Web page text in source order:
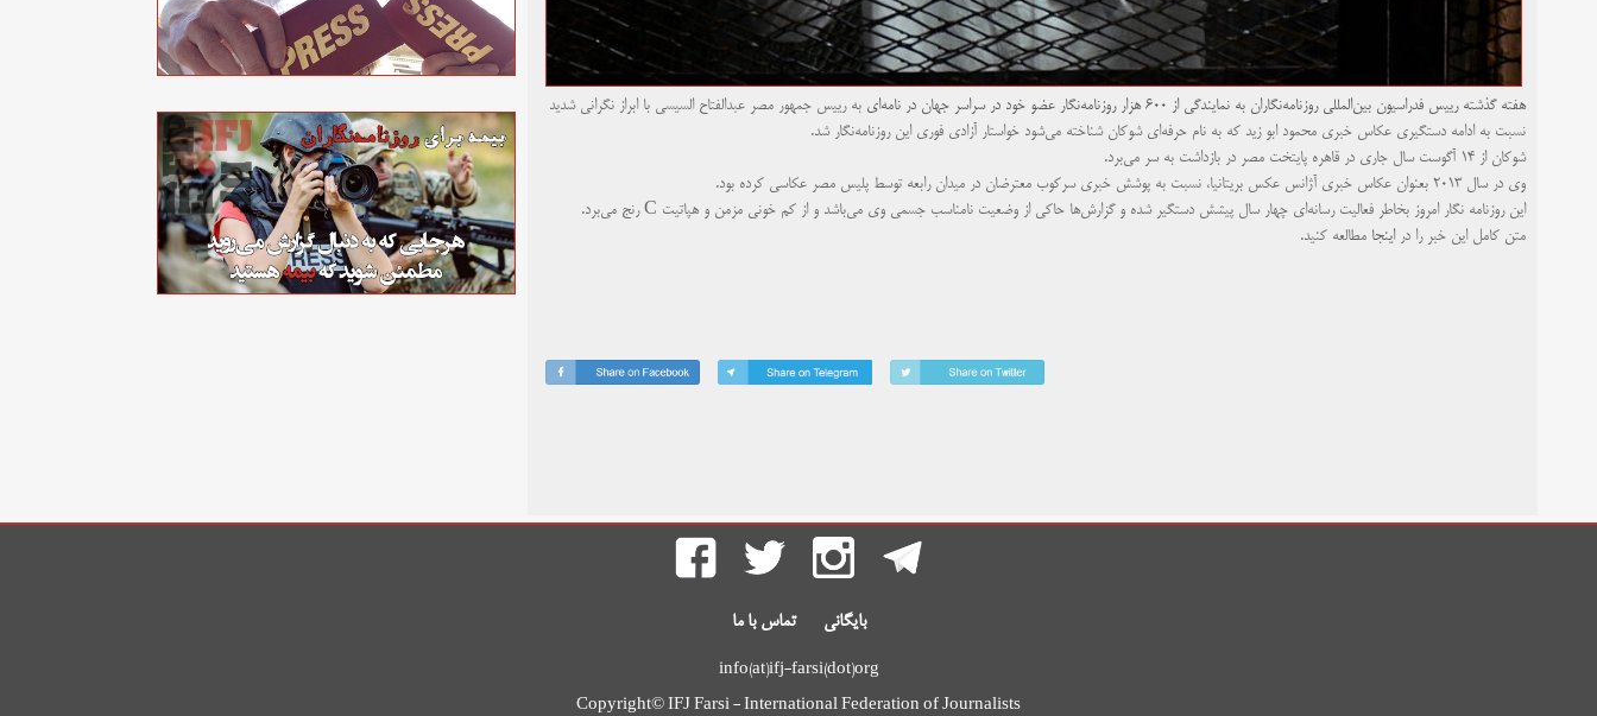
هفته گذشته رییس فدراسیون بین‌المللی روزنامه‌نگاران به نمایندگی از ۶۰۰ هزار روزنامه‌نگار عضو خود در سراسر جهان در نامه‌ای به رییس جمهور مصر عبدالفتاح السیسی با ابراز نگرانی شدید
نسبت به ادامه دستگیری عکاس خبری محمود ابو زید که به نام حرفه‌ای شوکان شناخته می‌شود خواستار آزادی فوری این روزنامه‌نگار شد.
شوکان از ۱۴ آگوست سال جاری در قاهره پایتخت مصر در بازداشت به سر می‌برد.
وی در سال ۲۰۱۳ بعنوان عکاس خبری آژانس عکس بریتانیا، نسبت به پوشش خبری سرکوب معترضان در میدان رابعه توسط پلیس مصر عکاسی کرده بود.
این روزنامه نگار امروز بخاطر فعالیت رسانه‌ای‌ چهار سال پیشش دستگیر شده و گزارش‌ها حاکی از وضعیت نامناسب جسمی وی می‌باشد و از کم خونی مزمن و هپاتیت C رنج می‌برد.
متن کامل این خبر را دراینجا مطالعه کنید.
بایگانی تماس با ما
info(at)ifj-farsi(dot)org
Copyright© IFJ Farsi - International Federation of Journalists